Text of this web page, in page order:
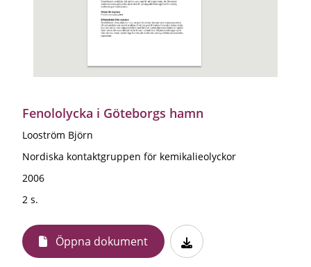
Fenololycka i Göteborgs hamn
Looström Björn
Nordiska kontaktgruppen för kemikalieolyckor
2006
2 s.
Öppna dokument